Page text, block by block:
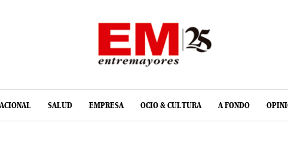
SALUD EMPRESA OCIO & CULTURA A FONDO